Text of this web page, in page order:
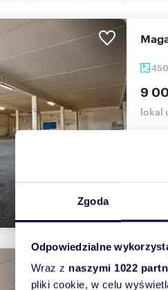
Zgoda
Odpowiedzialne
Wraz z naszymi 1022
pliki cookie, w celu
450
9
lokal